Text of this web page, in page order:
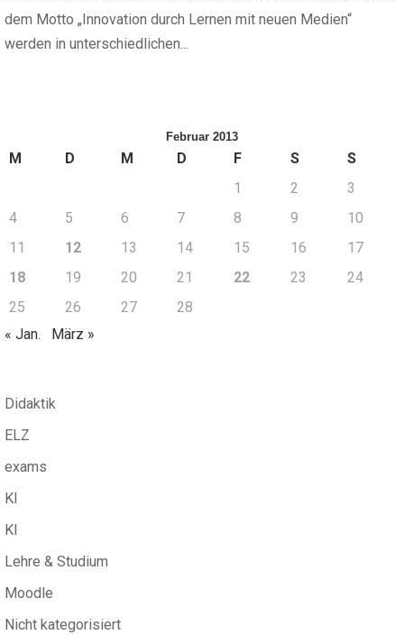
dem Motto „Innovation durch Lernen mit neuen Medien“
werden in unterschiedlichen...
Februar 2013
M D M D F S
S
1
2
3
4
5 6 7 8 9
10
11
12 13 14 15 16
17
18
19 20 21 22 23
24
25
26 27
28
« Jan.
März »
Didaktik
ELZ
exams
KI
KI
Lehre & Studium
Moodle
Nicht kategorisiert